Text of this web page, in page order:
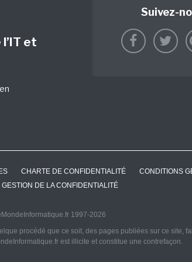
et
Suivez-
CHARTE DE CONFIDENTIALITÉ
CONDITIONS
DE LA CONFIDENTIALITÉ
1997-2026
procédé que ce soit, des pages publiées sur ce site,
est illicite et constitue une contrefaçon.